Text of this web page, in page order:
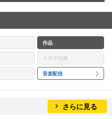
作品
ドラマ出演
音楽配信
さらに見る